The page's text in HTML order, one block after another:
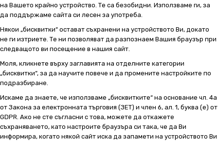
на Вашето крайно устройство. Те са безобидни. Използваме ги, за
да поддържаме сайта си лесен за употреба.
Някои „бисквитки“ остават съхранени на устройството Ви, докато
не ги изтриете. Те ни позволяват да разпознаем Вашия браузър при
следващото ви посещение в нашия сайт.
Моля, кликнете върху заглавията на отделните категории
„бисквитки“, за да научите повече и да промените настройките по
подразбиране.
Искаме да знаете, че използваме „бисквитките“ на основание чл. 4а
от Закона за електронната търговия (ЗЕТ) и член 6, ал. 1, буква (е) от
GDPR. Ако не сте съгласни с това, можете да откажете
съхраняването, като настроите браузъра си така, че да Ви
информира, когато някой сайт иска да запамети на устройството Ви